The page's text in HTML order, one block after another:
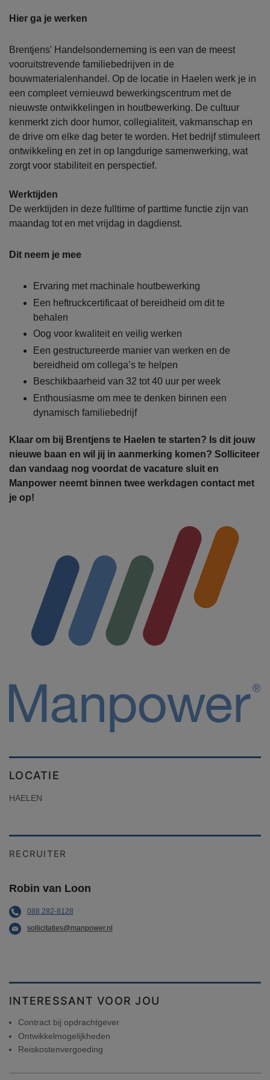
Hier ga je werken
Brentjens' Handelsonderneming is een van de meest
vooruitstrevende familiebedrijven in de
bouwmaterialenhandel. Op de locatie in Haelen werk je in
een compleet vernieuwd bewerkingscentrum met de
nieuwste ontwikkelingen in houtbewerking. De cultuur
kenmerkt zich door humor, collegialiteit, vakmanschap en
de drive om elke dag beter te worden. Het bedrijf stimuleert
ontwikkeling en zet in op langdurige samenwerking, wat
zorgt voor stabiliteit en perspectief.
Werktijden
De werktijden in deze fulltime of parttime functie zijn van
maandag tot en met vrijdag in dagdienst.
Dit neem je mee
Ervaring met machinale houtbewerking
Een heftruckcertificaat of bereidheid om dit te
behalen
Oog voor kwaliteit en veilig werken
Een gestructureerde manier van werken en de
bereidheid om collega’s te helpen
Beschikbaarheid van 32 tot 40 uur per week
Enthousiasme om mee te denken binnen een
dynamisch familiebedrijf
Klaar om bij Brentjens te Haelen te starten? Is dit jouw
nieuwe baan en wil jij in aanmerking komen? Solliciteer
dan vandaag nog voordat de vacature sluit en
Manpower neemt binnen twee werkdagen contact met
je op!
LOCATIE
HAELEN
RECRUITER
Robin van Loon
088 282-8128
sollicitaties@manpower.nl
INTERESSANT VOOR JOU
Contract bij opdrachtgever
Ontwikkelmogelijkheden
Reiskostenvergoeding